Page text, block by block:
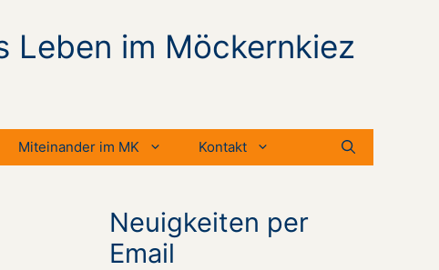
Leben im Möckernkiez
Miteinander im MK Kontakt
Neuigkeiten per
Email